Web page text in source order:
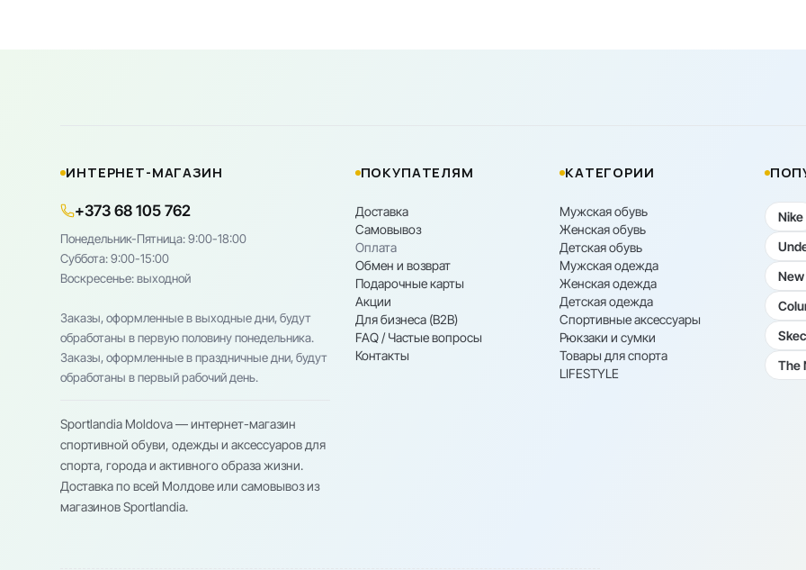
ИНТЕРНЕТ-МАГАЗИН
+373 68 105 762
Понедельник-Пятница: 9:00-18:00
Cуббота: 9:00-15:00
Воскресенье: выходной
Заказы, оформленные в выходные дни, будут
обработаны в первую половину понедельника.
Заказы, оформленные в праздничные дни, будут
обработаны в первый рабочий день.
Sportlandia Moldova — интернет-магазин
спортивной обуви, одежды и аксессуаров для
спорта, города и активного образа жизни.
Доставка по всей Молдове или самовывоз из
магазинов Sportlandia.
ПОКУПАТЕЛЯМ
Доставка
Самовывоз
Оплата
Обмен и возврат
Подарочные карты
Акции
Для бизнеса (B2B)
FAQ / Частые вопросы
Контакты
КАТЕГОРИИ
Мужская обувь
Женская обувь
Детская обувь
Мужская одежда
Женская одежда
Детская одежда
Спортивные аксессуары
Рюкзаки и сумки
Товары для спорта
LIFESTYLE
Nike
The